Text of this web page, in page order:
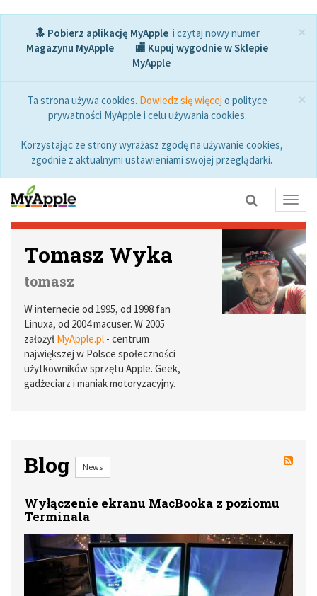
×
🔝 Pobierz aplikację MyApple i czytaj nowy numer
Magazynu MyApple
🏬 Kupuj wygodnie w Sklepie
MyApple
×
Ta strona używa cookies. Dowiedz się więcej o polityce
prywatności MyApple i celu używania cookies.
Korzystając ze strony wyrażasz zgodę na używanie cookies,
zgodnie z aktualnymi ustawieniami swojej przeglądarki.
Tomasz Wyka
tomasz
W internecie od 1995, od 1998 fan
Linuxa, od 2004 macuser. W 2005
założył MyApple.pl - centrum
największej w Polsce społeczności
użytkowników sprzętu Apple. Geek,
gadżeciarz i maniak motoryzacyjny.
Blog News
Wyłączenie ekranu MacBooka z poziomu
Terminala